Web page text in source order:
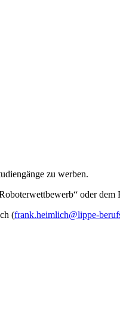
zu werben.
oder dem
(frank.heimlich@lippe-